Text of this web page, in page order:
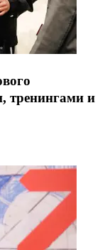
тренингами и